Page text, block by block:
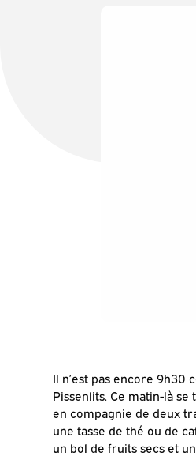
Il n’est pas encore 9h30
Pissenlits. Ce matin-là
en compagnie de deux
une tasse de thé ou de
un bol de fruits secs et